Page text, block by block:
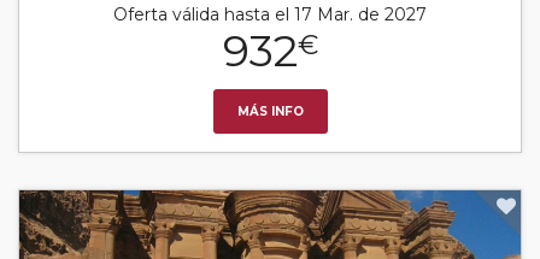
Oferta válida hasta el 17 Mar. de 2027
932€
MÁS INFO